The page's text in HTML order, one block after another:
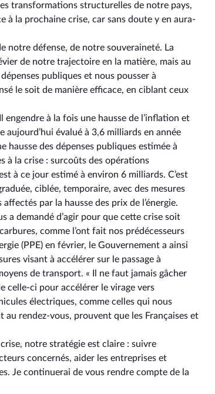
transformations structurelles de notre pays,
la prochaine crise, car sans doute y en aura-
notre défense, de notre souveraineté. La
de notre trajectoire en la matière, mais au
publiques et nous pousser à
le soit de manière efficace, en ciblant ceux
à la fois une hausse de l’inflation et
aujourd’hui évalué à 3,6 milliards en année
hausse des dépenses publiques estimée à
à la crise : surcoûts des opérations
à ce jour estimé à environ 6 milliards. C’est
ciblée, temporaire, avec des mesures
par la hausse des prix de l’énergie.
a demandé d’agir pour que cette crise soit
comme l’ont fait nos prédécesseurs
(PPE) en février, le Gouvernement a ainsi
visant à accélérer sur le passage à
de transport. « Il ne faut jamais gâcher
celle-ci pour accélérer le virage vers
électriques, comme celles qui nous
rendez-vous, prouvent que les Françaises et
notre stratégie est claire : suivre
concernés, aider les entreprises et
Je continuerai de vous rendre compte de la